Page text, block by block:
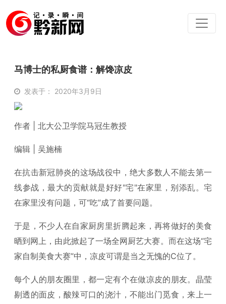
马博士的私厨食谱：解馋凉皮
发表于： 2020年3月9日
作者 | 北大公卫学院马冠生教授
编辑 | 吴施楠
在抗击新冠肺炎的这场战役中，绝大多数人不能去第一
线参战，最大的贡献就是好好"宅"在家里，别添乱。宅
在家里没有问题，可“吃”成了首要问题。
于是，不少人在自家厨房里折腾起来，再将做好的美食
晒到网上，由此掀起了一场全网厨艺大赛。而在这场“宅
家自制美食大赛”中，凉皮可谓是当之无愧的C位了。
每个人的朋友圈里，都一定有个在做凉皮的朋友。晶莹
剔透的面皮，酸辣可口的浇汁，不能出门觅食，来上一